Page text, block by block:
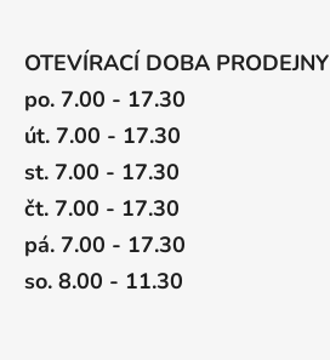
OTEVÍRACÍ DOBA PRODEJNY
po. 7.00 - 17.30
út. 7.00 - 17.30
st. 7.00 - 17.30
čt. 7.00 - 17.30
pá. 7.00 - 17.30
so. 8.00 - 11.30